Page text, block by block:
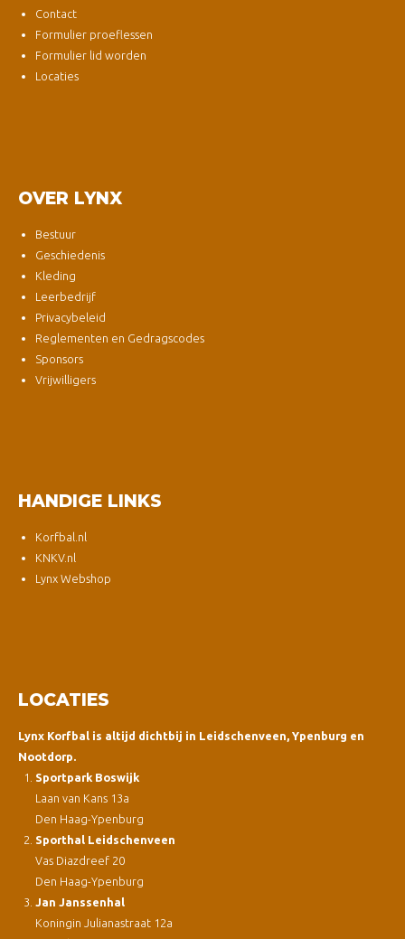
Contact
Formulier proeflessen
Formulier lid worden
Locaties
OVER LYNX
Bestuur
Geschiedenis
Kleding
Leerbedrijf
Privacybeleid
Reglementen en Gedragscodes
Sponsors
Vrijwilligers
HANDIGE LINKS
Korfbal.nl
KNKV.nl
Lynx Webshop
LOCATIES
Lynx Korfbal is altijd dichtbij in Leidschenveen, Ypenburg en
Nootdorp.
Sportpark Boswijk
Laan van Kans 13a
Den Haag-Ypenburg
Sporthal Leidschenveen
Vas Diazdreef 20
Den Haag-Ypenburg
Jan Janssenhal
Koningin Julianastraat 12a